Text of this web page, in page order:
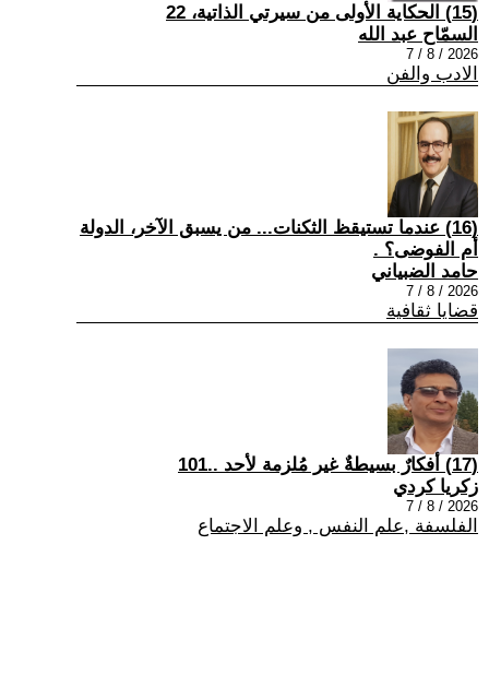
(15) الحكاية الأولى من سيرتي الذاتية، 22
السمّاح عبد الله
2026 / 8 / 7
الادب والفن
(16) عندما تستيقظ الثكنات... من يسبق الآخر، الدولة
أم الفوضى؟ .
حامد الضبياني
2026 / 8 / 7
قضايا ثقافية
(17) أفكارٌ بسيطةٌ غير مُلزمة لأحد ..101
زكريا كردي
2026 / 8 / 7
الفلسفة ,علم النفس , وعلم الاجتماع